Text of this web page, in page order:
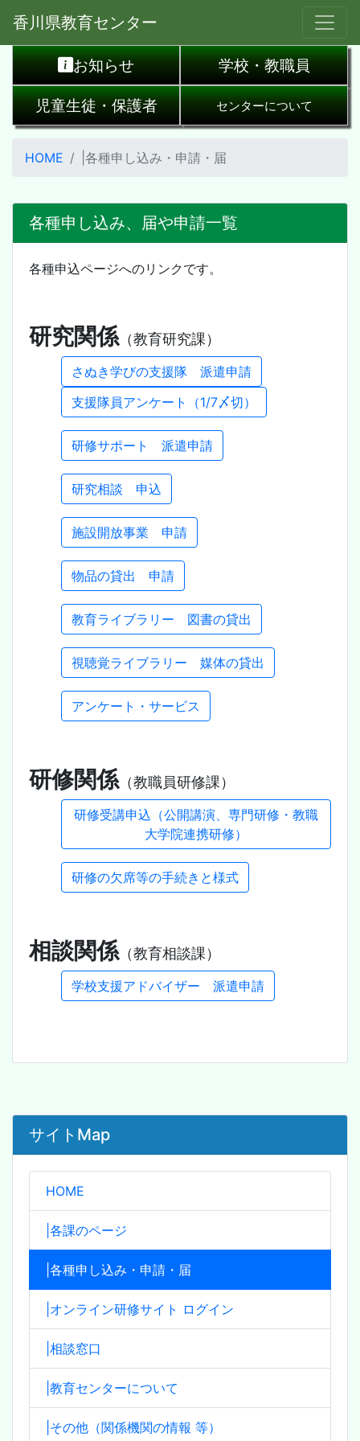
香川県教育センター
お知らせ 学校・教職員
児童生徒・保護者 センターについて
HOME |各種申し込み・申請・届
各種申し込み、届や申請一覧
各種申込ページへのリンクです。
研究関係（教育研究課）
さぬき学びの支援隊 派遣申請
支援隊員アンケート（1/7〆切）
研修サポート 派遣申請
研究相談 申込
施設開放事業 申請
物品の貸出 申請
教育ライブラリー 図書の貸出
視聴覚ライブラリー 媒体の貸出
アンケート・サービス
研修関係（教職員研修課）
研修受講申込（公開講演、専門研修・教職
大学院連携研修）
研修の欠席等の手続きと様式
相談関係（教育相談課）
学校支援アドバイザー 派遣申請
サイトMap
HOME
|各課のページ
|各種申し込み・申請・届
|オンライン研修サイト ログイン
|相談窓口
|教育センターについて
|その他（関係機関の情報 等）